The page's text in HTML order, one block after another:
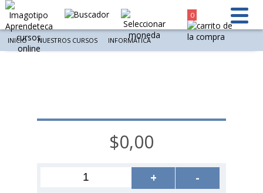
0
INICIO NUESTROS CURSOS INFORMÁTICA
$0,00
+ -